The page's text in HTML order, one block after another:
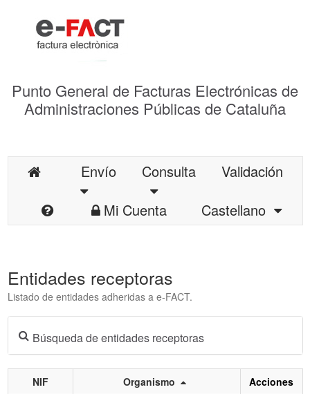
Punto General de Facturas Electrónicas de
Administraciones Públicas de Cataluña
Envío Consulta
Validación
Mi Cuenta
Castellano
Entidades receptoras
Listado de entidades adheridas a e-FACT.
Búsqueda de entidades receptoras
NIF Organismo
Acciones